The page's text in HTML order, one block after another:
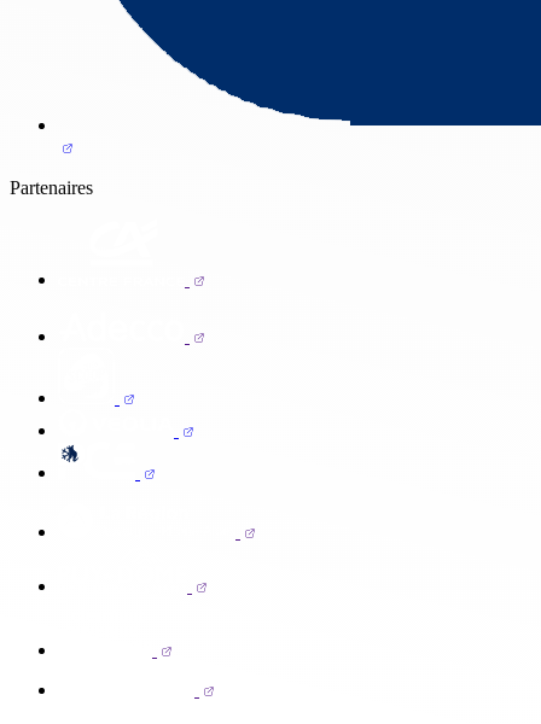
Partenaires